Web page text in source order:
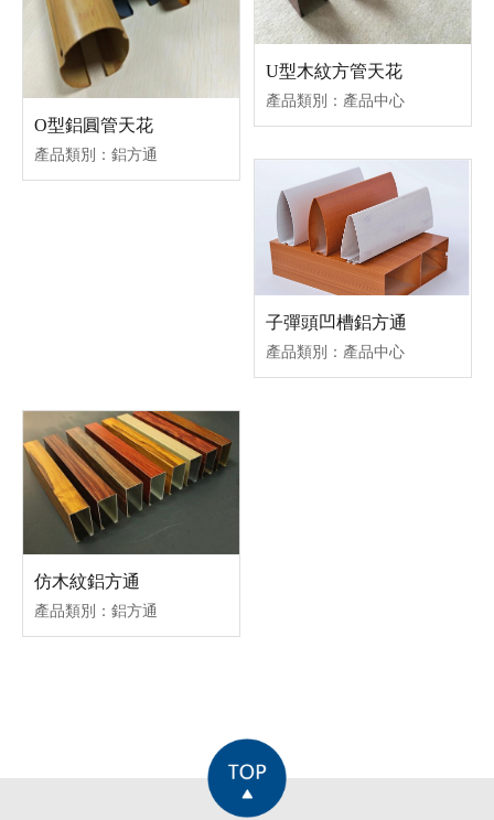
O型鋁圓管天花
產品類別：鋁方通
U型木紋方管天花
產品類別：產品中心
子彈頭凹槽鋁方通
產品類別：產品中心
仿木紋鋁方通
產品類別：鋁方通